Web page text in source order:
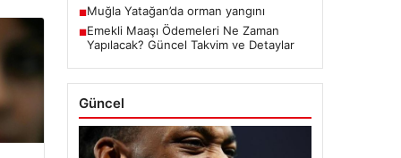
■Muğla Yatağan’da orman yangını
■Emekli Maaşı Ödemeleri Ne Zaman
Yapılacak? Güncel Takvim ve Detaylar
Güncel